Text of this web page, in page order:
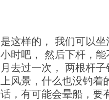
是这样的， 我们可以
小时吧， 然后下杆，
月去过一次， 两根杆
上风景，什么也没钓
话，有可能会晕船，要